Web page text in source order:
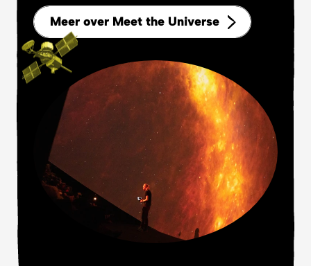
Meer over Meet the Universe